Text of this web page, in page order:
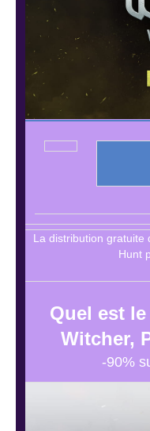
La distribution gratuite
Hunt
Quel est
Witcher,
-90%